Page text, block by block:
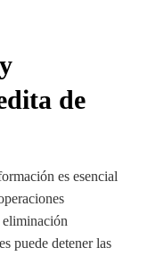
de
es esencial
eliminación
puede detener las